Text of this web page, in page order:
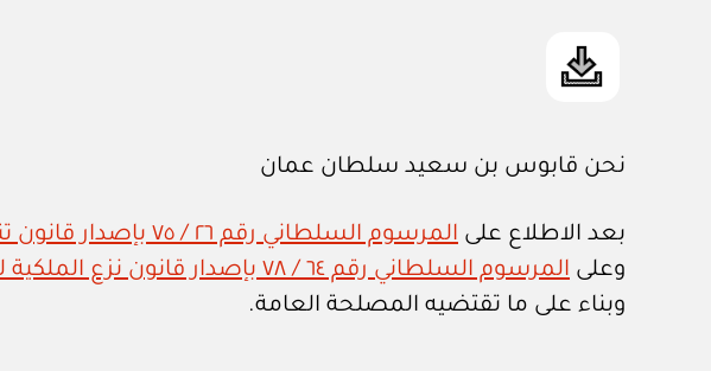
نحن قابوس بن سعيد سلطان عمان
بعد الاطلاع على المرسوم السلطاني رقم ٢٦ / ٧٥ بإصدار قانون تنظيم الجهاز الإداري للدولة وتعديلاته
وعلى المرسوم السلطاني رقم ٦٤ / ٧٨ بإصدار قانون نزع الملكية للمنفعة العامة
وبناء على ما تقتضيه المصلحة العامة.